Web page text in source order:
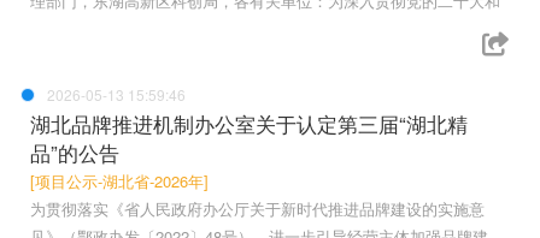
2026-05-13 15:59:46
湖北品牌推进机制办公室关于认定第三届“湖北精
品”的公告
[项目公示-湖北省-2026年]
为贯彻落实《省人民政府办公厅关于新时代推进品牌建设的实施意